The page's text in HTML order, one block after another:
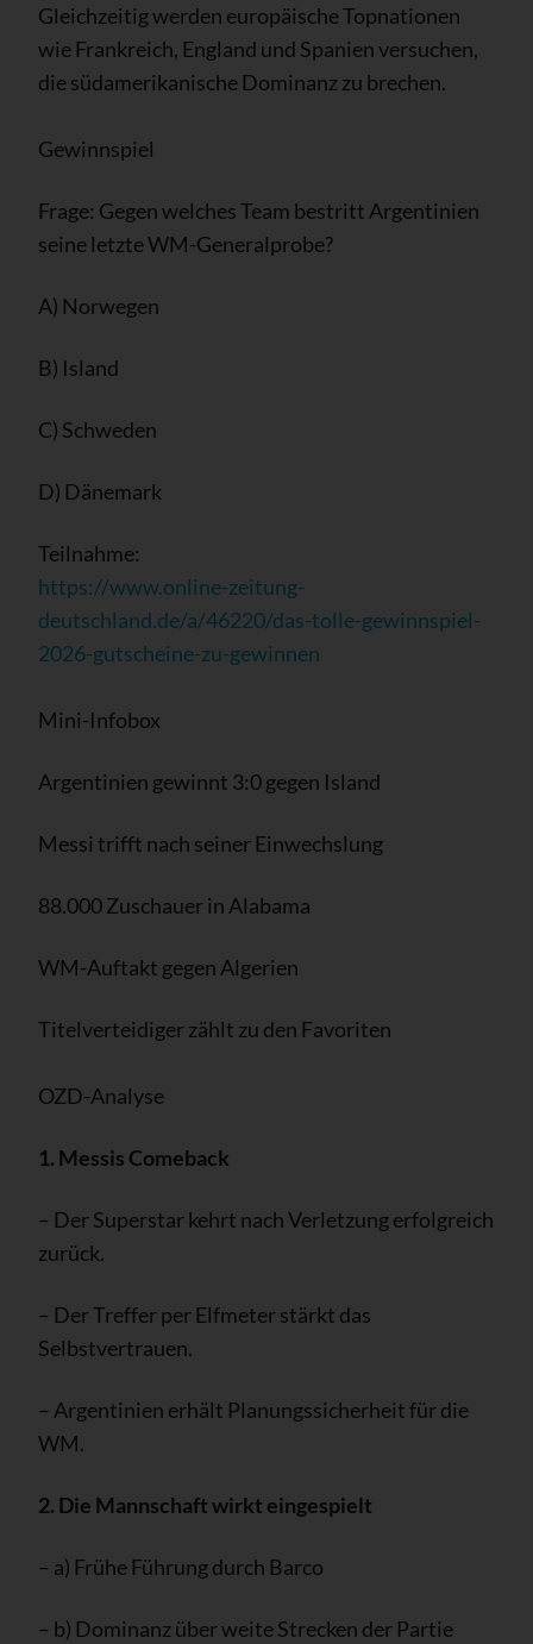
Gleichzeitig werden europäische Topnationen
wie Frankreich, England und Spanien versuchen,
die südamerikanische Dominanz zu brechen.
Gewinnspiel
Frage: Gegen welches Team bestritt Argentinien
seine letzte WM-Generalprobe?
A) Norwegen
B) Island
C) Schweden
D) Dänemark
Teilnahme:
https://www.online-zeitung-
deutschland.de/a/46220/das-tolle-gewinnspiel-
2026-gutscheine-zu-gewinnen
Mini-Infobox
Argentinien gewinnt 3:0 gegen Island
Messi trifft nach seiner Einwechslung
88.000 Zuschauer in Alabama
WM-Auftakt gegen Algerien
Titelverteidiger zählt zu den Favoriten
OZD-Analyse
1. Messis Comeback
– Der Superstar kehrt nach Verletzung erfolgreich
zurück.
– Der Treffer per Elfmeter stärkt das
Selbstvertrauen.
– Argentinien erhält Planungssicherheit für die
WM.
2. Die Mannschaft wirkt eingespielt
– a) Frühe Führung durch Barco
– b) Dominanz über weite Strecken der Partie